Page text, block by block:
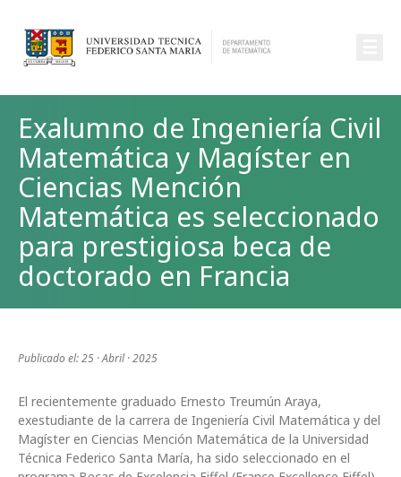
Exalumno de Ingeniería Civil
Matemática y Magíster en
Ciencias Mención
Matemática es seleccionado
para prestigiosa beca de
doctorado en Francia
Publicado el: 25 · Abril · 2025
El recientemente graduado Ernesto Treumún Araya,
exestudiante de la carrera de Ingeniería Civil Matemática y del
Magíster en Ciencias Mención Matemática de la Universidad
Técnica Federico Santa María, ha sido seleccionado en el